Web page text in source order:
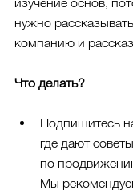
нужно
компанию и
Что делать?
Подпишитесь
где дают
по
Мы